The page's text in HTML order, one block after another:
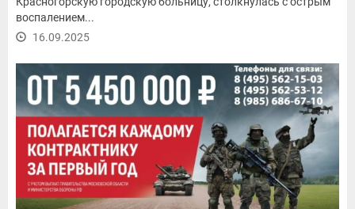
воспалением...
16.09.2025